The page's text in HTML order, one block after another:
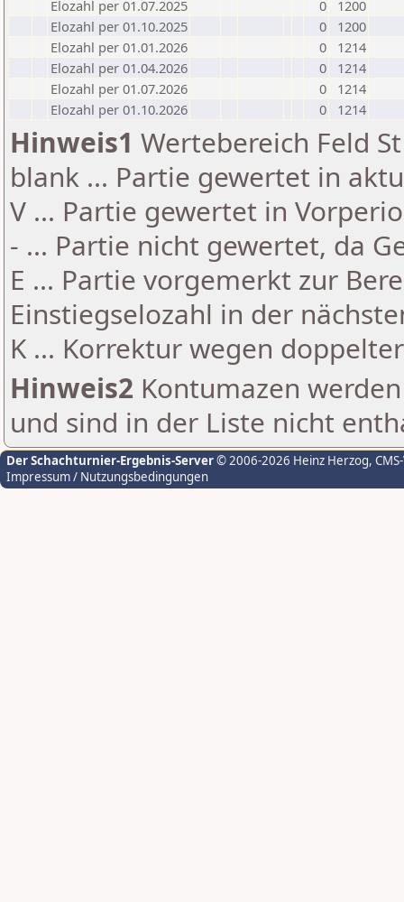
Elozahl per 01.07.2025
0
1200
Elozahl per 01.10.2025
0
1200
Elozahl per 01.01.2026
0
1214
Elozahl per 01.04.2026
0
1214
Elozahl per 01.07.2026
0
1214
Elozahl per 01.10.2026
0 1214
Hinweis1 Wertebereich Feld
blank ... Partie gewertet in
V ... Partie gewertet in
- ... Partie nicht gewertet, da
E ... Partie vorgemerkt zur
Einstiegselozahl in der
K ... Korrektur wegen
Hinweis2 Kontumazen
und sind in der Liste nicht
Der Schachturnier-Ergebnis-Server© 2006-2026 Heinz Herzog,
Impressum / Nutzungsbedingungen